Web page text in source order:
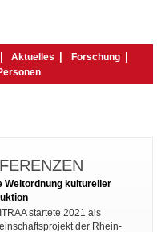
Aktuelles
Forschung
Weltordnung kultureller
startete 2021 als
der Rhein-